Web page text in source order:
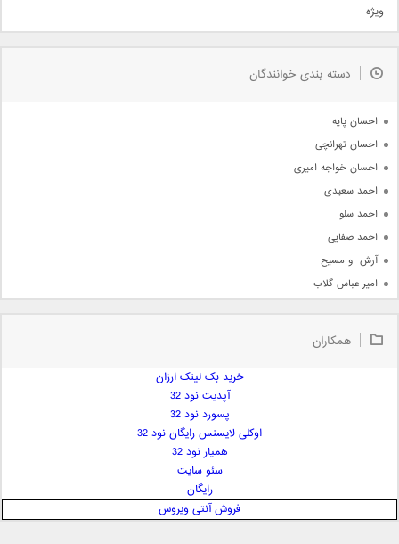
دمو
مذهبی
جدیدترین ها
ویژه
دسته بندی خوانندگان
احسان پایه
احسان تهرانچی
احسان خواجه امیری
احمد سعیدی
احمد سلو
احمد صفایی
آرش  و مسیح
امیر عباس گلاب
امیر علی
ایمان غلامی
همکاران
خرید بک لینک ارزان
آپدیت نود 32
پسورد نود 32
اوکلی لایسنس رایگان نود 32
همیار نود 32
سئو سایت
رایگان
فروش آنتی ویروس